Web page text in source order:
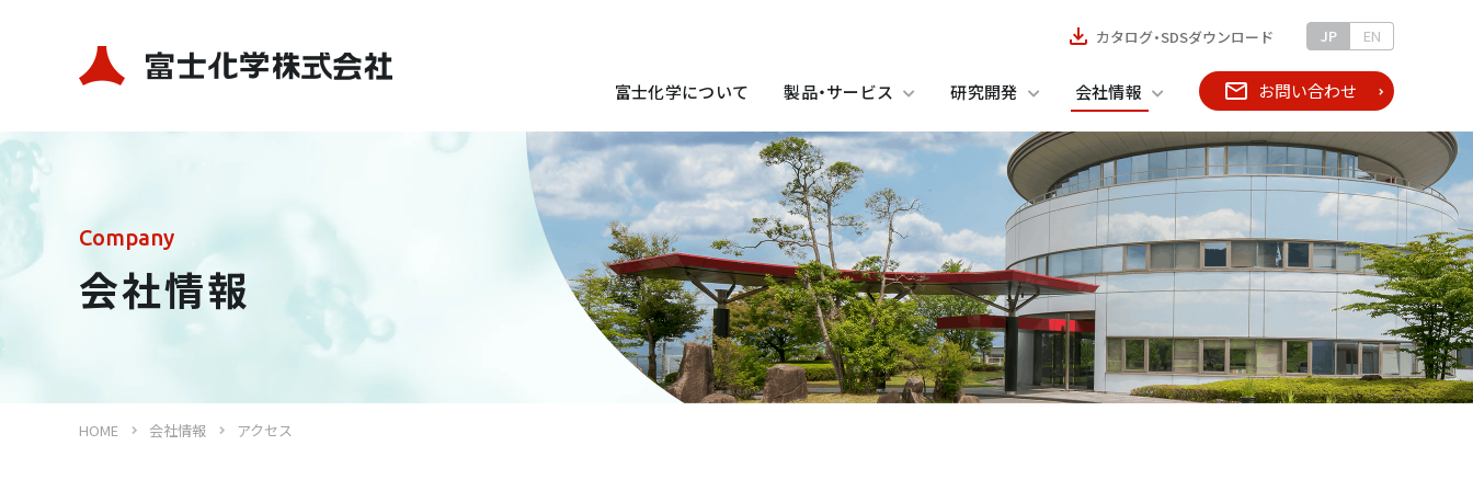
カタログ・SDSダウンロード JP EN
富士化学について 製品・サービス 研究開発 会社情報 お問い合わせ
Company
会社情報
HOME 会社情報 アクセス